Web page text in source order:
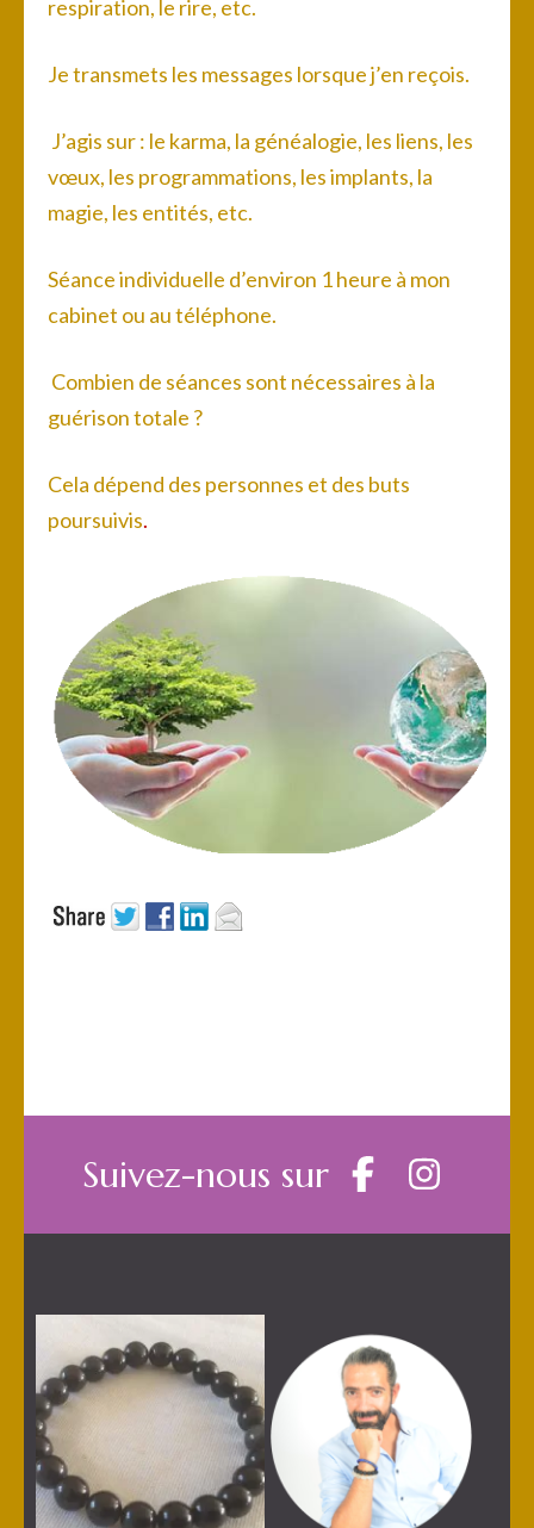
respiration, le rire, etc.
Je transmets les messages lorsque j’en reçois.
J’agis sur : le karma, la généalogie, les liens, les
vœux, les programmations, les implants, la
magie, les entités, etc.
Séance individuelle d’environ 1 heure à mon
cabinet ou au téléphone.
Combien de séances sont nécessaires à la
guérison totale ?
Cela dépend des personnes et des buts
poursuivis.
Suivez-nous sur